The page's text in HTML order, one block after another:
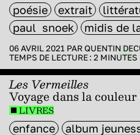
poésie extrait
paul snoek
midis de
06 AVRIL 2021 PARQUENTIN
TEMPS DE LECTURE : 2 MINUTES
Les Vermeilles
Voyage dans la couleur
LIVRES
enfance album